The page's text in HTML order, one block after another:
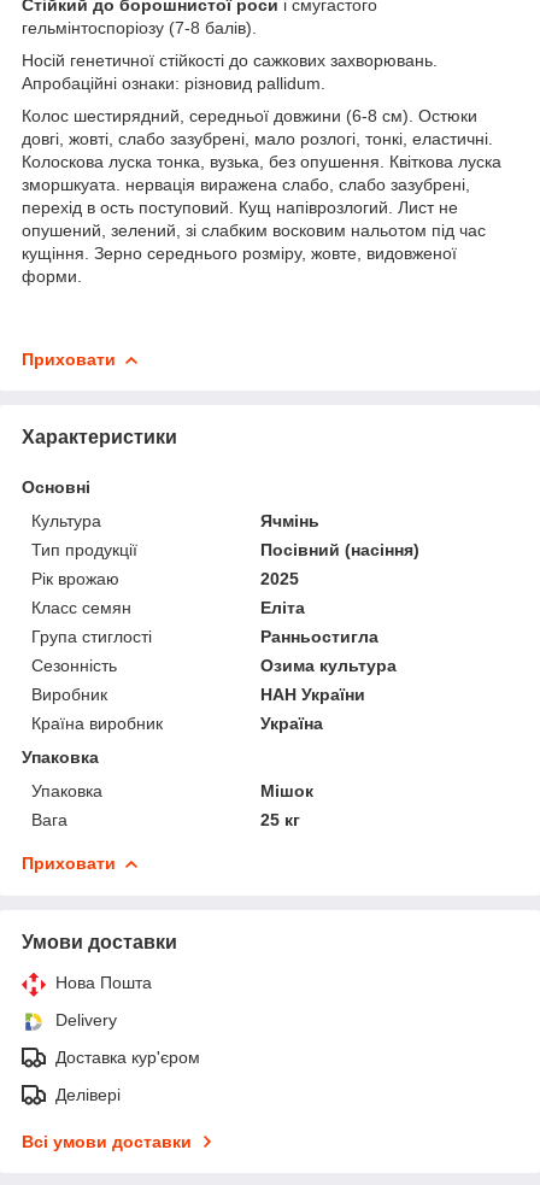
Стійкий до борошнистої роси і смугастого
гельмінтоспоріозу (7-8 балів).
Носій генетичної стійкості до сажкових захворювань.
Апробаційні ознаки: різновид pallidum.
Колос шестирядний, середньої довжини (6-8 см). Остюки
довгі, жовті, слабо зазубрені, мало розлогі, тонкі, еластичні.
Колоскова луска тонка, вузька, без опушення. Квіткова луска
зморшкуата. нервація виражена слабо, слабо зазубрені,
перехід в ость поступовий. Кущ напіврозлогий. Лист не
опушений, зелений, зі слабким восковим нальотом під час
кущіння. Зерно середнього розміру, жовте, видовженої
форми.
Приховати
Характеристики
Основні
Культура
Ячмінь
Тип продукції
Посівний (насіння)
Рік врожаю
2025
Класс семян
Еліта
Група стиглості
Ранньостигла
Сезонність
Озима культура
Виробник
НАН України
Країна виробник
Україна
Упаковка
Упаковка
Мішок
Вага
25 кг
Приховати
Умови доставки
Нова Пошта
Delivery
Доставка кур'єром
Делівері
Всі умови доставки